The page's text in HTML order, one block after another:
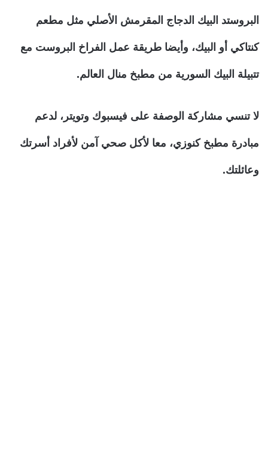
البروستد البيك الدجاج المقرمش الأصلي مثل مطعم
كنتاكي أو البيك، وأيضا طريقة عمل الفراخ البروست مع
تتبيلة البيك السورية من مطبخ منال العالم.
لا تنسي مشاركة الوصفة على فيسبوك وتويتر، لدعم
مبادرة مطبخ كنوزي، معا لأكل صحي آمن لأفراد أسرتك
وعائلتك.